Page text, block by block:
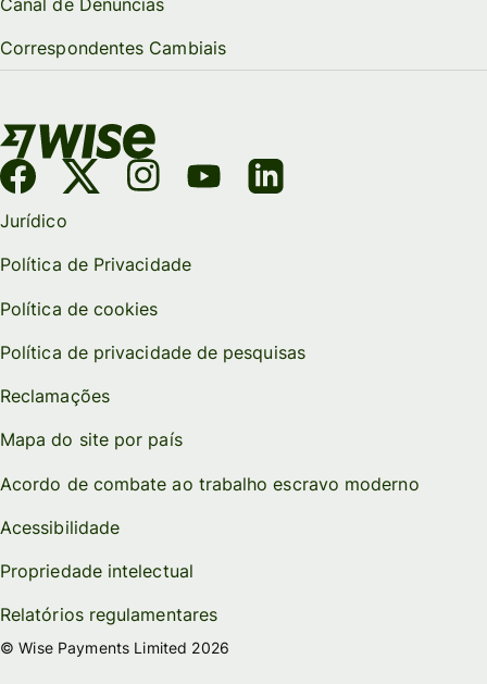
Correspondentes Cambiais
Jurídico
Política de Privacidade
Política de cookies
Política de privacidade de pesquisas
Reclamações
Mapa do site por país
Acordo de combate ao trabalho escravo moderno
Acessibilidade
Propriedade intelectual
Relatórios regulamentares
© Wise Payments Limited 2026